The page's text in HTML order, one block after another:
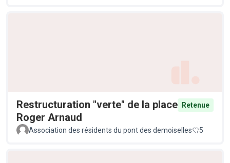
Restructuration "verte" de la place
Roger Arnaud
Retenue
Association des résidents du pont des demoiselles 5